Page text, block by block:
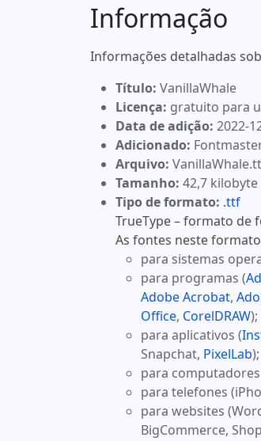
Informação
Informações detalhadas
Título: VanillaWhale
Licença: gratuito para
Data de adição: 2022-
Adicionado:
Arquivo:
Tamanho: 42,7 kilobyte
Tipo de formato: .ttf
TrueType – formato de
As fontes neste
para sistemas
para programas (
Adobe Acrobat,
Office, CorelDRAW);
para aplicativos (
Snapchat, PixelLab);
para computadores
para telefones
para websites
BigCommerce,